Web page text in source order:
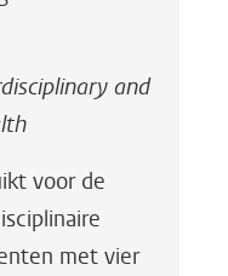
and
voor de
met vier